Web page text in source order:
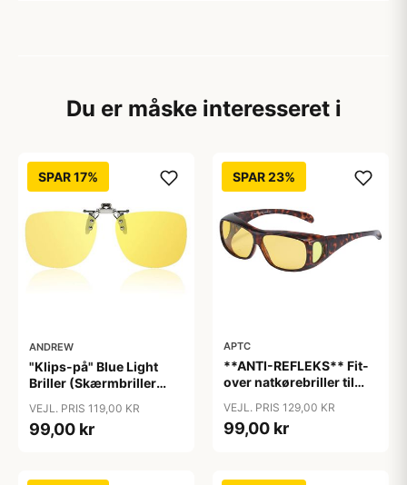
Du er måske interesseret i
SPAR 17%
ANDREW
"Klips-på" Blue Light
Briller (Skærmbriller
"Moon"
VEJL. PRIS 119,00 KR
99,00 kr
SPAR 23%
APTC
**ANTI-REFLEKS** Fit-
over natkørebriller til
"Glare"
VEJL. PRIS 129,00 KR
99,00 kr